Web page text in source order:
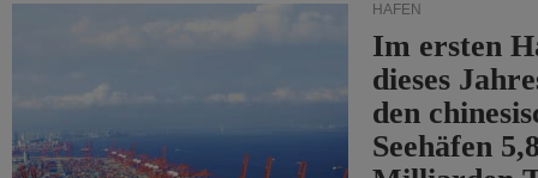
HÄFEN
Im ersten
dieses
den
Seehäfen